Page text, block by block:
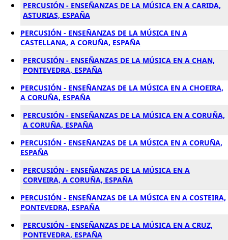
PERCUSIÓN - ENSEÑANZAS DE LA MÚSICA EN A CARIDA,
ASTURIAS, ESPAÑA
PERCUSIÓN - ENSEÑANZAS DE LA MÚSICA EN A
CASTELLANA, A CORUÑA, ESPAÑA
PERCUSIÓN - ENSEÑANZAS DE LA MÚSICA EN A CHAN,
PONTEVEDRA, ESPAÑA
PERCUSIÓN - ENSEÑANZAS DE LA MÚSICA EN A CHOEIRA,
A CORUÑA, ESPAÑA
PERCUSIÓN - ENSEÑANZAS DE LA MÚSICA EN A CORUÑA,
A CORUÑA, ESPAÑA
PERCUSIÓN - ENSEÑANZAS DE LA MÚSICA EN A CORUÑA,
ESPAÑA
PERCUSIÓN - ENSEÑANZAS DE LA MÚSICA EN A
CORVEIRA, A CORUÑA, ESPAÑA
PERCUSIÓN - ENSEÑANZAS DE LA MÚSICA EN A COSTEIRA,
PONTEVEDRA, ESPAÑA
PERCUSIÓN - ENSEÑANZAS DE LA MÚSICA EN A CRUZ,
PONTEVEDRA, ESPAÑA